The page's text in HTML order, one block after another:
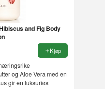
and Fig Body
Kjøp
og Aloe Vera med en
gir en luksuriøs